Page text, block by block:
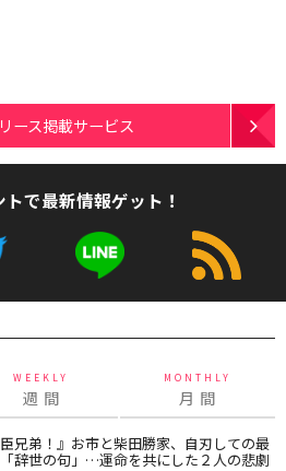
ース掲載サービス
で最新情報ゲット！
WEEKLY
週 間
MONTHLY
月 間
臣兄弟！』お市と柴田勝家、自刃しての最
辞世の句」…運命を共にした２人の悲劇